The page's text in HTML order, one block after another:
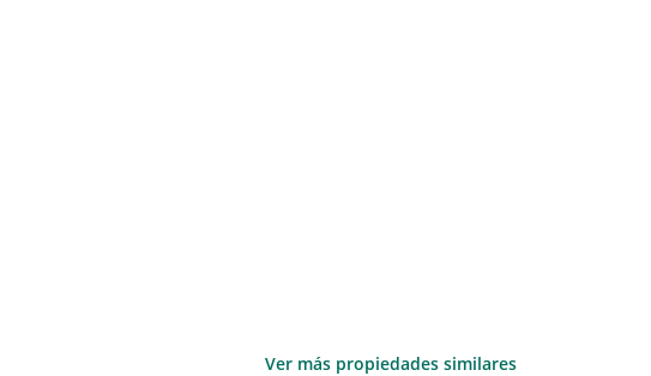
Ver más propiedades similares